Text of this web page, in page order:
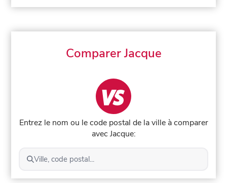
Comparer Jacque
Entrez le nom ou le code postal de la ville à comparer
avec Jacque:
Ville, code postal...